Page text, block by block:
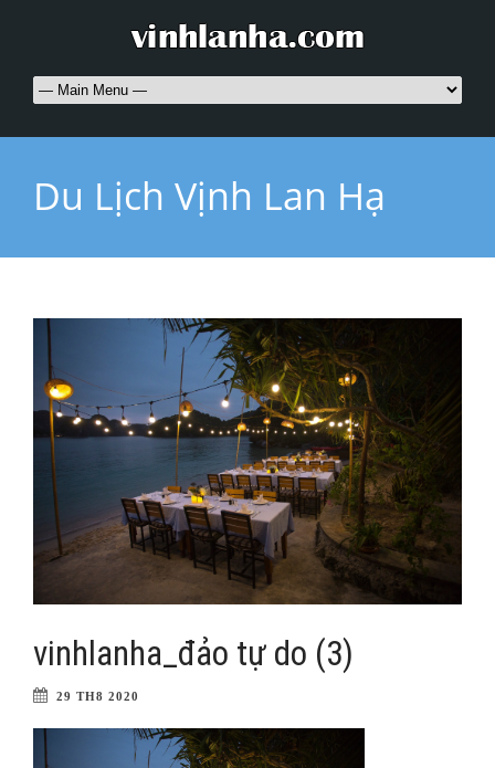
Du Lịch Vịnh Lan Hạ
vinhlanha_đảo tự do (3)
29 TH8 2020